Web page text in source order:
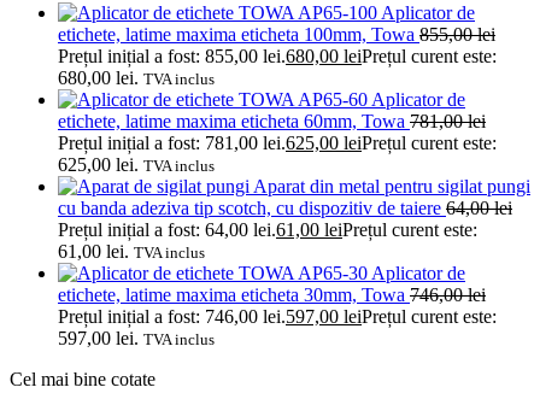
Aplicator de
etichete, latime maxima eticheta 100mm, Towa 855,00lei
Prețul inițial a fost: 855,00 lei.680,00 leiPrețul curent este:
680,00 lei. TVA inclus
Aplicator de
etichete, latime maxima eticheta 60mm, Towa 781,00lei
Prețul inițial a fost: 781,00 lei.625,00 leiPrețul curent este:
625,00 lei. TVA inclus
Aparat din metal pentru sigilat pungi
cu banda adeziva tip scotch, cu dispozitiv de taiere 64,00lei
Prețul inițial a fost: 64,00 lei.61,00 leiPrețul curent este:
61,00 lei. TVA inclus
Aplicator de
etichete, latime maxima eticheta 30mm, Towa 746,00lei
Prețul inițial a fost: 746,00 lei.597,00 leiPrețul curent este:
597,00 lei. TVA inclus
Cel mai bine cotate